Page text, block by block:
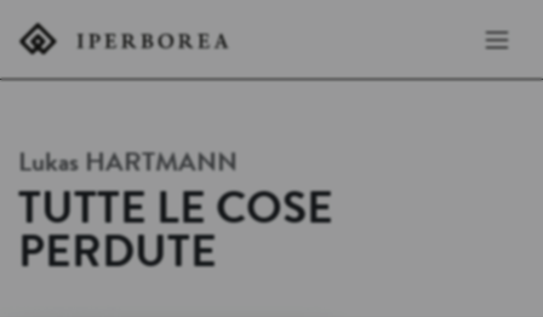
Lukas HARTMANN
TUTTE LE COSE
PERDUTE